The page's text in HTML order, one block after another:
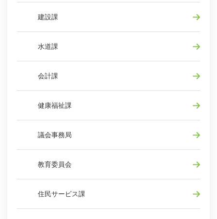
建設課
水道課
会計課
健康福祉課
議会事務局
教育委員会
住民サービス課